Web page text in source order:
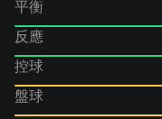
平衡
反應
控球
盤球